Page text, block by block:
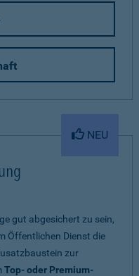
NEU
gut abgesichert zu sein,
Öffentlichen Dienst die
zur
Top- oder Premium-